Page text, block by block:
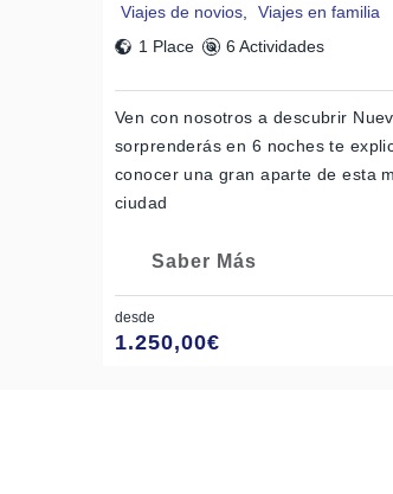
Viajes de novios
Viajes en familia
1 Place
6 Actividades
Ven con nosotros a descubrir
sorprenderás en 6 noches te
conocer una gran aparte de esta
ciudad
Saber Más
desde
1.250,00€